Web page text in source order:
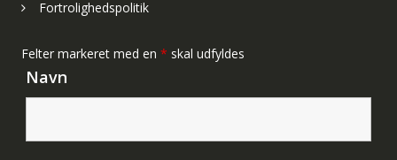
Fortrolighedspolitik
Felter markeret med en * skal udfyldes
Navn